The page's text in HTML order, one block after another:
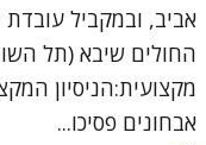
אביב, ובמקביל
החולים שיבא (תל
מקצועית:הניסיון
אבחונים פסיכו...